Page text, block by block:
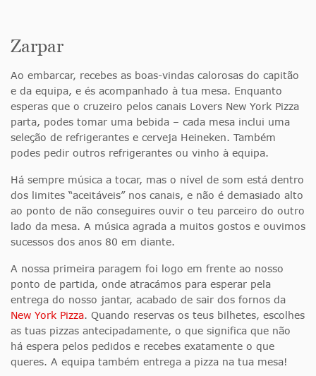
Zarpar
Ao embarcar, recebes as boas-vindas calorosas do capitão
e da equipa, e és acompanhado à tua mesa. Enquanto
esperas que o cruzeiro pelos canais Lovers New York Pizza
parta, podes tomar uma bebida – cada mesa inclui uma
seleção de refrigerantes e cerveja Heineken. Também
podes pedir outros refrigerantes ou vinho à equipa.
Há sempre música a tocar, mas o nível de som está dentro
dos limites “aceitáveis” nos canais, e não é demasiado alto
ao ponto de não conseguires ouvir o teu parceiro do outro
lado da mesa. A música agrada a muitos gostos e ouvimos
sucessos dos anos 80 em diante.
A nossa primeira paragem foi logo em frente ao nosso
ponto de partida, onde atracámos para esperar pela
entrega do nosso jantar, acabado de sair dos fornos da
New York Pizza. Quando reservas os teus bilhetes, escolhes
as tuas pizzas antecipadamente, o que significa que não
há espera pelos pedidos e recebes exatamente o que
queres. A equipa também entrega a pizza na tua mesa!